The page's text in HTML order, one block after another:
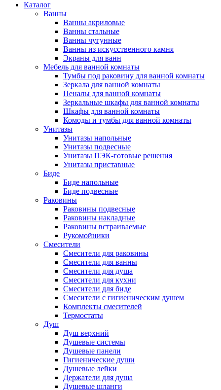
Каталог
Ванны
Ванны акриловые
Ванны стальные
Ванны чугунные
Ванны из искусственного камня
Экраны для ванн
Мебель для ванной комнаты
Тумбы под раковину для ванной комнаты
Зеркала для ванной комнаты
Пеналы для ванной комнаты
Зеркальные шкафы для ванной комнаты
Шкафы для ванной комнаты
Комоды и тумбы для ванной комнаты
Унитазы
Унитазы напольные
Унитазы подвесные
Унитазы ПЭК-готовые решения
Унитазы приставные
Биде
Биде напольные
Биде подвесные
Раковины
Раковины подвесные
Раковины накладные
Раковины встраиваемые
Рукомойники
Смесители
Смесители для раковины
Смесители для ванны
Смесители для душа
Смесители для кухни
Смесители для биде
Смесители с гигиеническим душем
Комплекты смесителей
Термостаты
Душ
Душ верхний
Душевые системы
Душевые панели
Гигиенические души
Душевые лейки
Держатели для душа
Душевые шланги